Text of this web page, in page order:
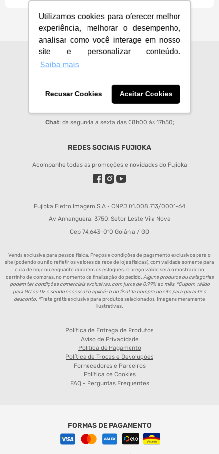
Utilizamos cookies para oferecer melhor
experiência, melhorar o desempenho,
analisar como você interage em nosso
site e personalizar conteúdo.
Saiba mais
Recusar Cookies Aceitar Cookies
CENTRAL DE ATENDIMENTO
sac@fujioka.inf.br
Horário de Atendimento:
Chat: de segunda a sexta das 08h00 às 17h50;
REDES SOCIAIS FUJIOKA
Acompanhe todas as promoções e novidades do Fujioka
Fujioka Eletro Imagem S.A - CNPJ 01.008.713/0001-64
Av Anhanguera, 3750, Setor Leste Vila Nova
Cep 74.643-010 Goiânia / GO
Venda exclusiva para pessoa física. Preços e condições de pagamento exclusivos para o
site (podendo ou não refletir os valores da rede de lojas físicas), com validade somente para
o dia de hoje ou enquanto durarem os estoques. O preço válido será o mostrado no
carrinho de compras, no momento da finalização do pedido. Alguns produtos ou categorias
podem ter condições comerciais exclusivas, com juros de 0,99% ao mês. *Cupom válido
para GO ou DF e sendo necessário aplicá-lo no final da compra no site para garantir o
desconto. *Frete grátis exclusivo para produtos selecionados. Imagens meramente
ilustrativas.
Política de Entrega de Produtos
Aviso de Privacidade
Política de Pagamento
Política de Trocas e Devoluções
Fornecedores e Parceiros
Política de Cookies
FAQ - Perguntas Frequentes
FORMAS DE PAGAMENTO